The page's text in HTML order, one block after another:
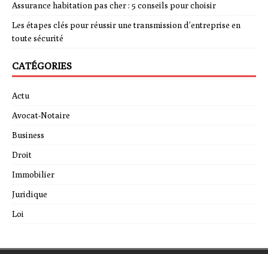
Assurance habitation pas cher : 5 conseils pour choisir
Les étapes clés pour réussir une transmission d’entreprise en
toute sécurité
CATÉGORIES
Actu
Avocat-Notaire
Business
Droit
Immobilier
Juridique
Loi